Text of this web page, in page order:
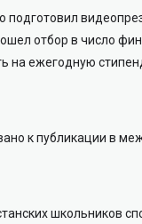
подготовил
отбор в число
на ежегодную
к публикации в
школьников